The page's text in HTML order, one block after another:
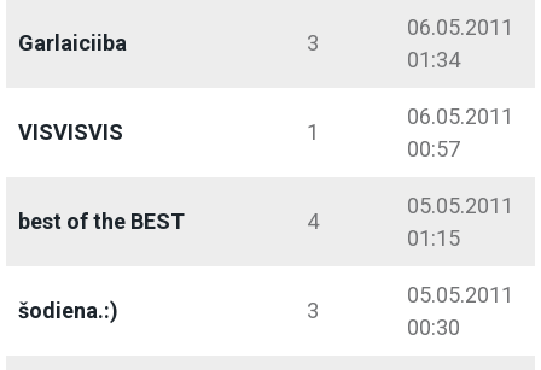
Garlaiciiba 3
06.05.2011
01:34
VISVISVIS 1
06.05.2011
00:57
best of the BEST 4
05.05.2011
01:15
šodiena.:) 3
05.05.2011
00:30